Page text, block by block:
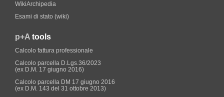
WikiArchipedia
Esami di stato (wiki)
p+A tools
Calcolo fattura professionale
Calcolo parcella D.Lgs.36/2023
(ex D.M. 17 giugno 2016)
Calcolo parcella DM 17 giugno 2016
(ex D.M. 143 del 31 ottobre 2013)